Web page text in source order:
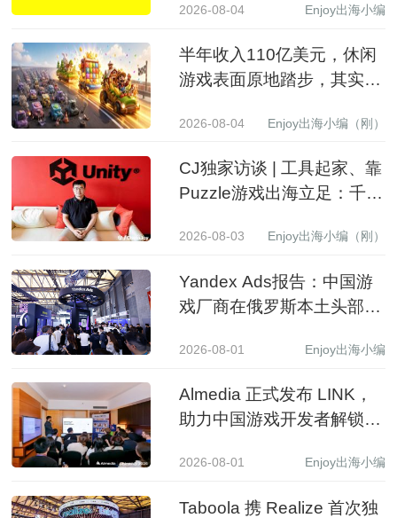
至15.99亿美元
2026-08-04 Enjoy出海小编
半年收入110亿美元，休闲
游戏表面原地踏步，其实已
2026-08-04 Enjoy出海小编（刚）
CJ独家访谈 | 工具起家、靠
Puzzle游戏出海立足：千万
2026-08-03 Enjoy出海小编（刚）
Yandex Ads报告：中国游
戏厂商在俄罗斯本土头部应
2026-08-01 Enjoy出海小编
Almedia 正式发布 LINK，
助力中国游戏开发者解锁收
2026-08-01 Enjoy出海小编
Taboola 携 Realize 首次独